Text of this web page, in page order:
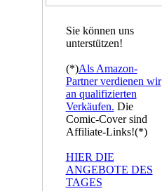
Sie können uns
unterstützen!
(*)Als Amazon-
Partner verdienen wir
an qualifizierten
Verkäufen. Die
Comic-Cover sind
Affiliate-Links!(*)
HIER DIE
ANGEBOTE DES
TAGES